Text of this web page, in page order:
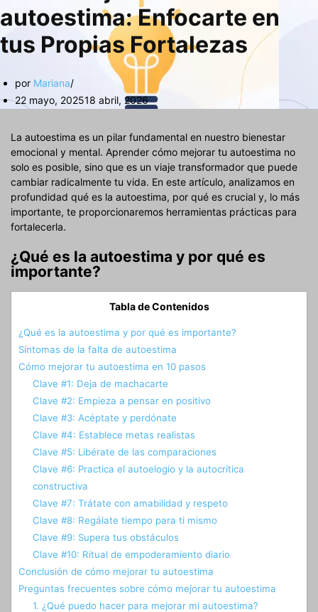
autoestima: Enfocarte en
tus Propias Fortalezas
por Mariana
22 mayo, 202518 abril, 2026
La autoestima es un pilar fundamental en nuestro bienestar
emocional y mental. Aprender cómo mejorar tu autoestima no
solo es posible, sino que es un viaje transformador que puede
cambiar radicalmente tu vida. En este artículo, analizamos en
profundidad qué es la autoestima, por qué es crucial y, lo más
importante, te proporcionaremos herramientas prácticas para
fortalecerla.
¿Qué es la autoestima y por qué es
importante?
Tabla de Contenidos
¿Qué es la autoestima y por qué es importante?
Síntomas de la falta de autoestima
Cómo mejorar tu autoestima en 10 pasos
Clave #1: Deja de machacarte
Clave #2: Empieza a pensar en positivo
Clave #3: Acéptate y perdónate
Clave #4: Establece metas realistas
Clave #5: Libérate de las comparaciones
Clave #6: Practica el autoelogio y la autocrítica
constructiva
Clave #7: Trátate con amabilidad y respeto
Clave #8: Regálate tiempo para ti mismo
Clave #9: Supera tus obstáculos
Clave #10: Ritual de empoderamiento diario
Conclusión de cómo mejorar tu autoestima
Preguntas frecuentes sobre cómo mejorar tu autoestima
1. ¿Qué puedo hacer para mejorar mi autoestima?